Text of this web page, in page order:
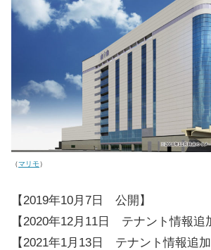
（マリモ）
【2019年10月7日 公開】
【2020年12月11日 テナント情報追
【2021年1月13日 テナント情報追加